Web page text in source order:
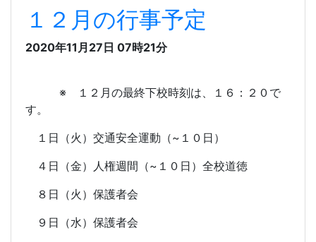
１２月の行事予定
2020年11月27日 07時21分
※ １２月の最終下校時刻は、１６：２０で
す。
１日（火）交通安全運動（~１０日）
４日（金）人権週間（~１０日）全校道徳
８日（火）保護者会
９日（水）保護者会